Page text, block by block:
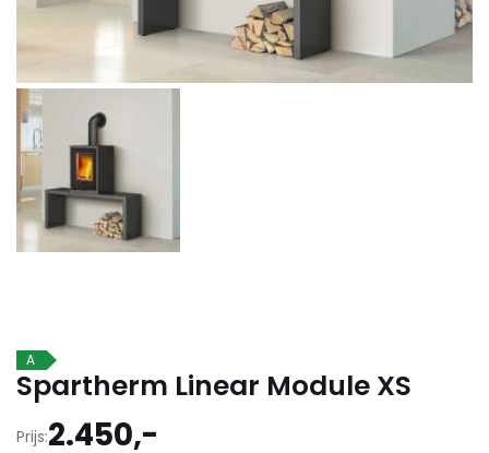
A
Spartherm Linear Module XS
Prijs:2.450,-